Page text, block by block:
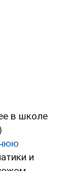
в школе
и